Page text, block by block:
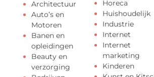
Architectuur
Auto’s en
Motoren
Banen en
opleidingen
Beauty en
verzorging
Horeca
Huishoudelijk
Industrie
Internet
Internet
marketing
Kinderen